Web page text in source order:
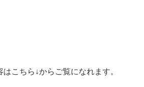
こちら↓からご覧になれます。